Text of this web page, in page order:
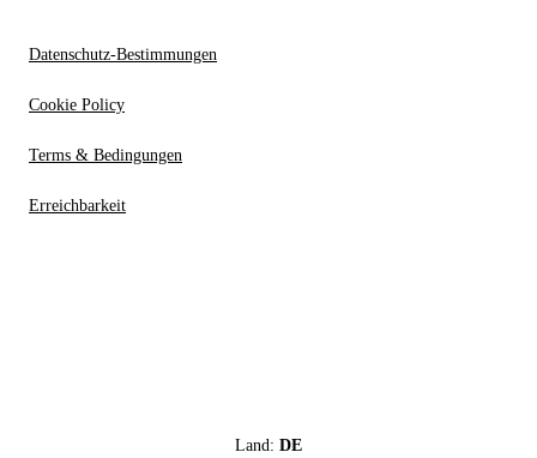
Datenschutz-Bestimmungen
Cookie Policy
Terms & Bedingungen
Erreichbarkeit
Land: DE